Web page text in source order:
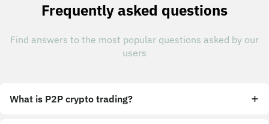
Frequently asked questions
Find answers to the most popular questions asked by our
users
What is P2P crypto trading?